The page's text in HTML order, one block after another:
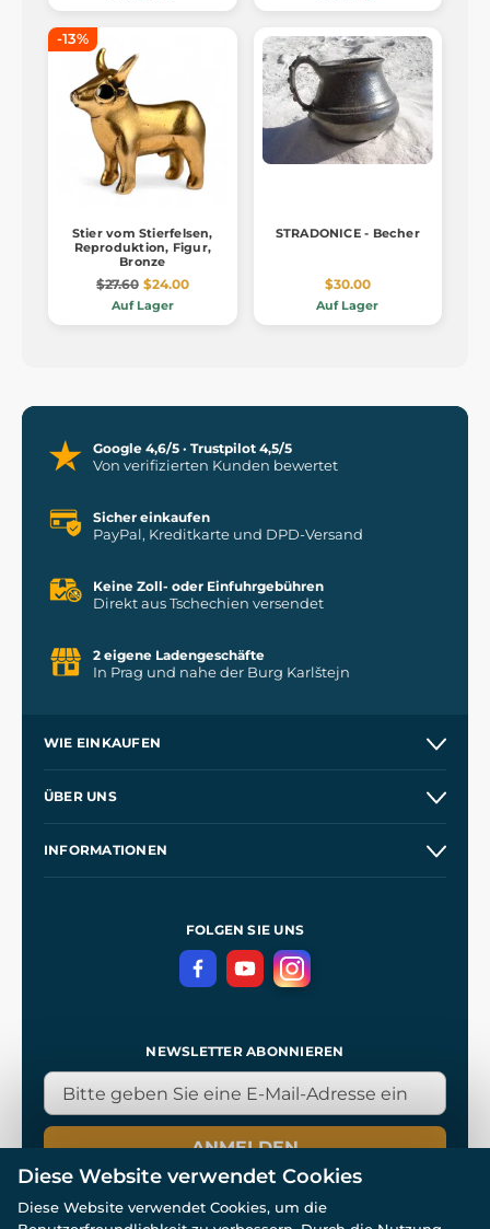
-13%
Stier vom Stierfelsen,
Reproduktion, Figur,
Bronze
$27.60 $24.00
Auf Lager
STRADONICE - Becher
$30.00
Auf Lager
Google 4,6/5 · Trustpilot 4,5/5
Von verifizierten Kunden bewertet
Sicher einkaufen
PayPal, Kreditkarte und DPD-Versand
Keine Zoll- oder Einfuhrgebühren
Direkt aus Tschechien versendet
2 eigene Ladengeschäfte
In Prag und nahe der Burg Karlštejn
WIE EINKAUFEN
Kontakt
ÜBER UNS
INFORMATIONEN
DatenschutzerklärungFOLGEN SIE UNS
NEWSLETTER ABONNIEREN
ANMELDEN
Diese Website verwendet Cookies
Diese Website verwendet Cookies, um die